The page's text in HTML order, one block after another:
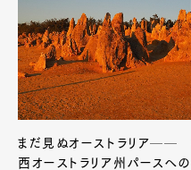
まだ見ぬオーストラリア──
西オーストラリア州パースへの